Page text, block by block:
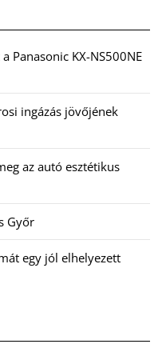
Panasonic KX-NS500NE
ingázás jövőjének
az autó esztétikus
Győr
egy jól elhelyezett